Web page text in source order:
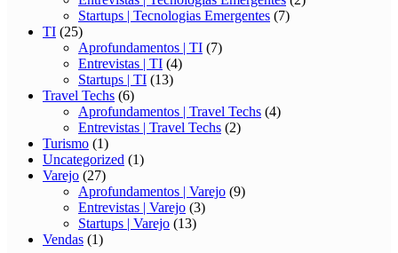
Startups | Tecnologias Emergentes (7)
TI (25)
Aprofundamentos | TI (7)
Entrevistas | TI (4)
Startups | TI (13)
Travel Techs (6)
Aprofundamentos | Travel Techs (4)
Entrevistas | Travel Techs (2)
Turismo (1)
Uncategorized (1)
Varejo (27)
Aprofundamentos | Varejo (9)
Entrevistas | Varejo (3)
Startups | Varejo (13)
Vendas (1)